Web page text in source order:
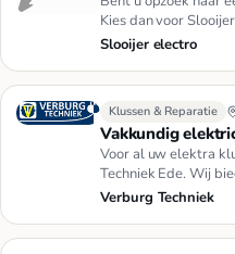
Kies dan voor
Slooijer electro
Klussen & Reparatie
Vakkundig
Voor al uw elektra
Techniek Ede. Wij
met ruim 15 ja…
Verburg Techniek